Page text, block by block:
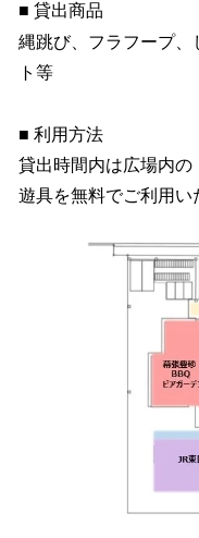
■ 貸出商品
縄跳び、フラフープ、
ト等
■ 利用方法
貸出時間内は広場内の
遊具を無料でご利用い